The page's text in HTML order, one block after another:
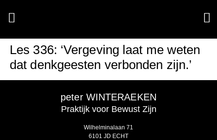
Les 336: ‘Vergeving laat me weten
dat denkgeesten verbonden zijn.’
peter WINTERAEKEN
Praktijk voor Bewust Zijn
Wilhelminalaan 71
6101 JD ECHT